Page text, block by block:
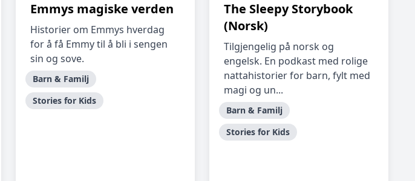
Emmys magiske verden
Historier om Emmys hverdag
for å få Emmy til å bli i sengen
sin og sove.
Barn & Familj
Stories for Kids
The Sleepy Storybook
(Norsk)
Tilgjengelig på norsk og
engelsk. En podkast med rolige
nattahistorier for barn, fylt med
magi og un...
Barn & Familj
Stories for Kids